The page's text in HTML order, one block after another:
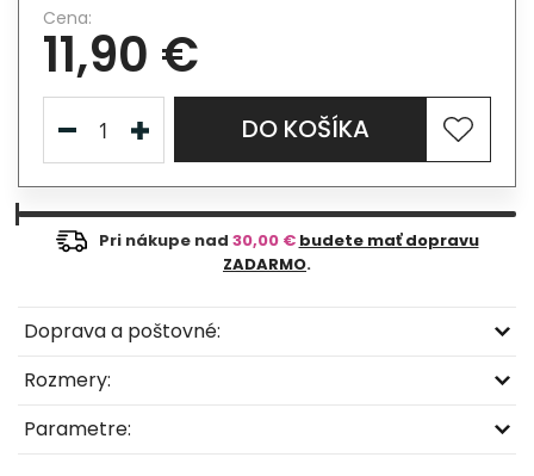
Cena:
11,90 €
DO KOŠÍKA
Pri nákupe nad 30,00 € budete mať dopravu
ZADARMO.
Doprava a poštovné:
Rozmery:
Parametre: